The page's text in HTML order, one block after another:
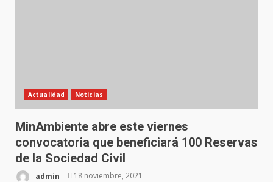
Actualidad Noticias
MinAmbiente abre este viernes
convocatoria que beneficiará 100 Reservas
de la Sociedad Civil
admin 18 noviembre, 2021